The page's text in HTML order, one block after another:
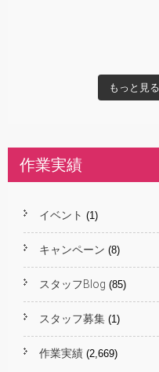
もっと見る
作業実績
イベント (1)
キャンペーン (8)
スタッフBlog (85)
スタッフ募集 (1)
作業実績 (2,669)